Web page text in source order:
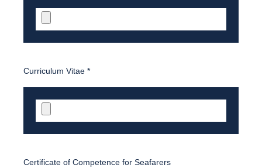
Curriculum Vitae *
Certificate of Competence for Seafarers